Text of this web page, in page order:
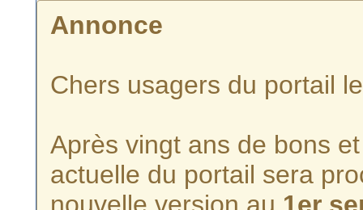
Annonce
Chers usagers du portail
Après vingt ans de bons
actuelle du portail sera